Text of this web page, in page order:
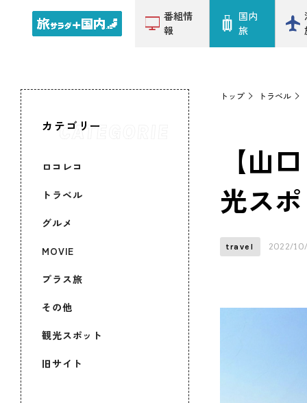
番組情
報
国内
旅
カテゴリー
ロコレコ
トラベル
グルメ
MOVIE
プラス旅
その他
観光スポット
旧サイト
トップ トラベル
【山
光ス
travel 2022/